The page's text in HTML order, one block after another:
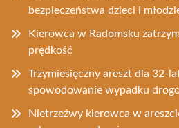
bezpieczeństwa dzieci i
Kierowca w Radomsku
prędkość
Trzymiesięczny areszt dla 32-
spowodowanie wypadku
Nietrzeźwy kierowca w